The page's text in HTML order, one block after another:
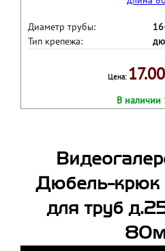
Диаметр трубы:
Тип крепежа:
Цена:
В наличии
Дюбель-крюк
для труб